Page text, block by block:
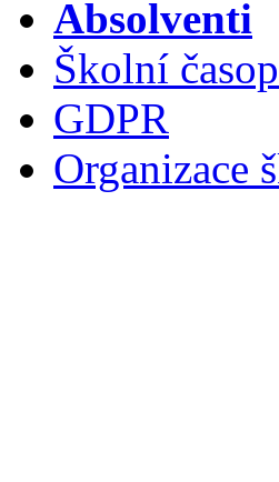
Absolventi
Školní
GDPR
Organizace